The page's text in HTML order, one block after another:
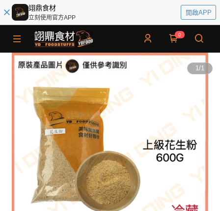
翊鼎食材
立刻使用官方APP
開啟APP
0
1/1